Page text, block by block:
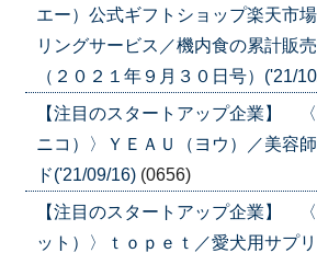
エー）公式ギフトショップ楽天市
リングサービス／機内食の累計販
（２０２１年９月３０日号）('21/
【注目のスタートアップ企業】
ニコ）〉ＹＥＡＵ（ヨウ）／美容
ド('21/09/16) (0656)
【注目のスタートアップ企業】
ット）〉ｔｏｐｅｔ／愛犬用サプ